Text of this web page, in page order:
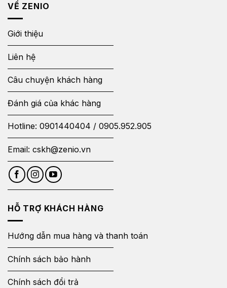
VỀ ZENIO
Giới thiệu
Liên hệ
Câu chuyện khách hàng
Đánh giá của khác hàng
Hotline: 0901440404 / 0905.952.905
Email: cskh@zenio.vn
HỖ TRỢ KHÁCH HÀNG
Hướng dẫn mua hàng và thanh toán
Chính sách bảo hành
Chính sách đổi trả